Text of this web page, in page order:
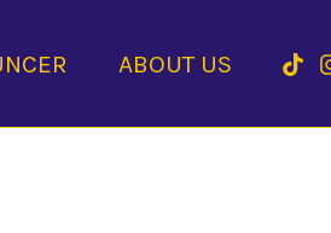
ABOUT US